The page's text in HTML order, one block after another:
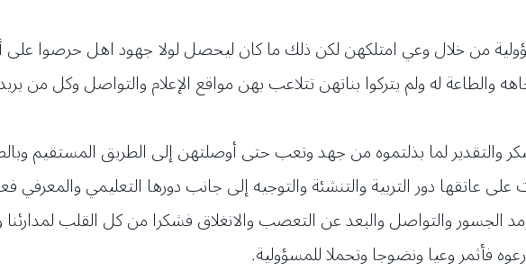
من خلال وعي امتلكهن لكن ذلك ما كان ليحصل لولا جهود اهل حرصوا على
والطاعة له ولم يتركوا بناتهن تتلاعب بهن مواقع الإعلام والتواصل وكل من
والتقدير لما بذلتموه من جهد وتعب حتى أوصلتهن إلى الطريق المستقيم
على عاتقها دور التربية والتنشئة والتوجيه إلى جانب دورها التعليمي
ومد الجسور والتواصل والبعد عن التعصب والانغلاق فشكرا من كل القلب لمدارئنا
فأثمر وعيا ونضوجا وتحملا للمسؤولية.